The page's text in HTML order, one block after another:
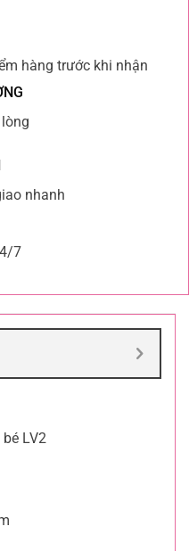
hàng trước khi nhận
nhanh
7
LV2